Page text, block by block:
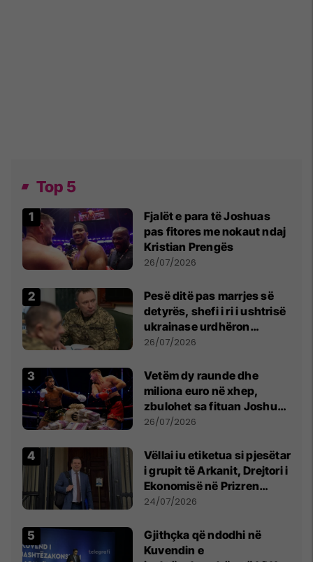
Top 5
Fjalët e para të Joshuas
pas fitores me nokaut ndaj
Kristian Prengës
26/07/2026
Pesë ditë pas marrjes së
detyrës, shefi i ri i ushtrisë
ukrainase urdhëron
kontroll të madh
26/07/2026
Vetëm dy raunde dhe
miliona euro në xhep,
zbulohet sa fituan Joshua
e Prenga
26/07/2026
Vëllai iu etiketua si pjesëtar
i grupit të Arkanit, Drejtori i
Ekonomisë në Prizren
mohon pretendimet
24/07/2026
Gjithçka që ndodhi në
Kuvendin e